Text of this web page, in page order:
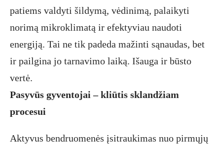
patiems valdyti šildymą, vėdinimą, palaikyti
norimą mikroklimatą ir efektyviau naudoti
energiją. Tai ne tik padeda mažinti sąnaudas, bet
ir pailgina jo tarnavimo laiką. Išauga ir būsto
vertė.
Pasyvūs gyventojai – kliūtis sklandžiam
procesui
Aktyvus bendruomenės įsitraukimas nuo pirmųjų